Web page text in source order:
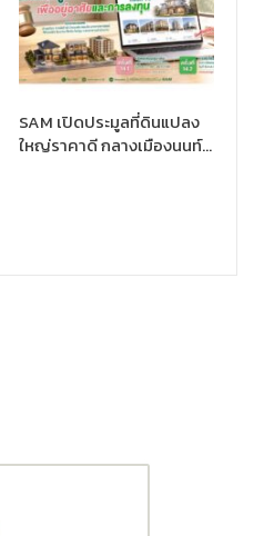
SAM เปิดประมูลที่ดินแปลง
ใหญ่ราคาดี กลางเมืองนนท์…